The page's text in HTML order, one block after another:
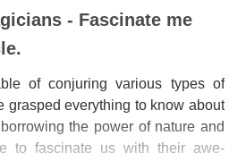
- Fascinate me
of conjuring various types of
grasped everything to know about
the power of nature and
to fascinate us with their awe-